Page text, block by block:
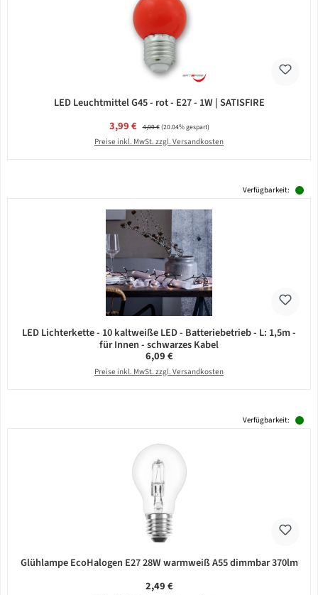
LED Leuchtmittel G45 - rot - E27 - 1W | SATISFIRE
Verkaufspreis:
3,99 € Regulärer Preis:
4,99 €(20.04% gespart)
Preise inkl. MwSt. zzgl. Versandkosten
Verfügbarkeit:
LED Lichterkette - 10 kaltweiße LED - Batteriebetrieb - L: 1,5m -
für Innen - schwarzes Kabel
Regulärer Preis:
6,09 €
Preise inkl. MwSt. zzgl. Versandkosten
Verfügbarkeit:
Glühlampe EcoHalogen E27 28W warmweiß A55 dimmbar 370lm
Regulärer Preis:
2,49 €